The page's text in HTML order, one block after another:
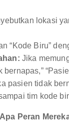
lokasi
“Kode Biru”
Jika
pasien tidak
tim kode
Peran